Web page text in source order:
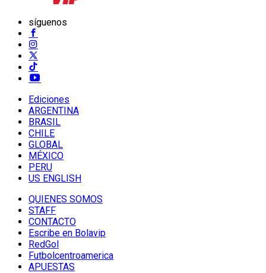
síguenos
Ediciones
ARGENTINA
BRASIL
CHILE
GLOBAL
MÉXICO
PERU
US ENGLISH
QUIENES SOMOS
STAFF
CONTACTO
Escribe en Bolavip
RedGol
Futbolcentroamerica
APUESTAS